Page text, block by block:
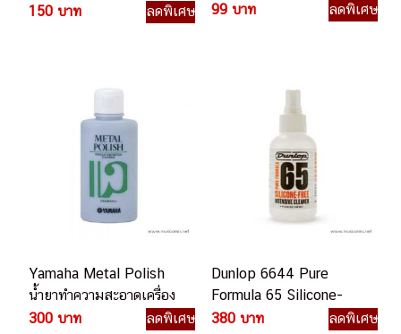
สะอาดกีตาร์
150 บาท ลดพิเศษ
99 บาท
ลดพิเศษ
Yamaha Metal Polish
น้ำยาทำความสะอาดเครื่อง
ทองเหลือง
300 บาท ลดพิเศษ
Dunlop 6644 Pure
Formula 65 Silicone-
Free Intensive Cleaner
380 บาท ลดพิเศษ